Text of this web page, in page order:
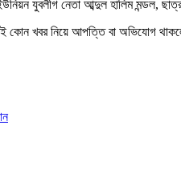
যুবলীগ নেতা আব্দুল হালিম মন্ডল,
কোন খবর নিয়ে আপত্তি বা অভিযোগ